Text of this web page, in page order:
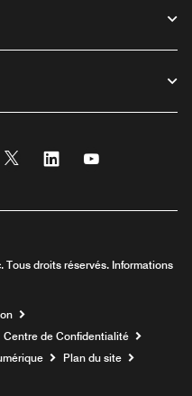
fenêtre
une nouvelle fenêtre
Twitter
Ouvre une nouvelle fenêtre
Linkedin
Ouvre une nouvelle
Ouvre une
droits réservés. Informations
fenêtre
Centre de Confidentialité
Plan du site